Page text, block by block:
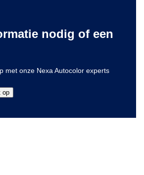
nodig of een
met onze Nexa Autocolor experts
op